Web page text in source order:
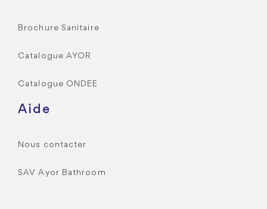
Brochure Sanitaire
Catalogue AYOR
Catalogue ONDEE
Aide
Nous contacter
SAV Ayor Bathroom